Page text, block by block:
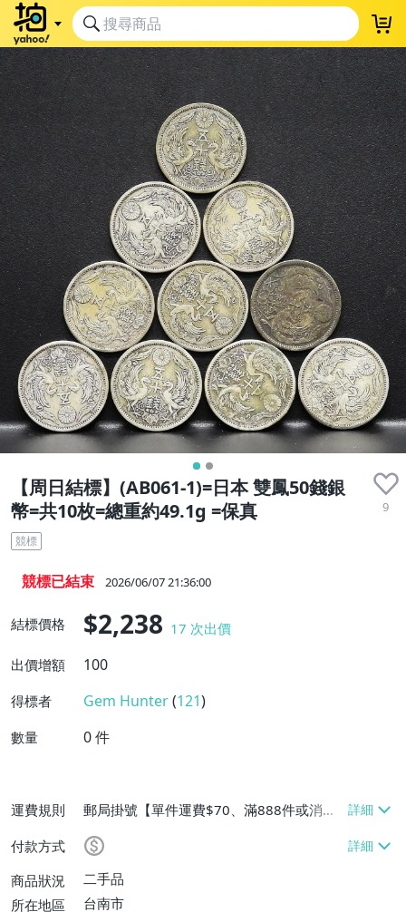
【周日結標】(AB061-1)=日本 雙鳳50錢銀
幣=共10枚=總重約49.1g =保真
9
競標
競標已結束 2026/06/07 21:36:00
結標價格 $2,238 17 次出價
出價增額
100
得標者 Gem Hunter(121)
數量 0件
運費規則
郵局掛號【單件運費$70、滿888件或消費
滿$888888免運費】
付款方式
商品狀況
二手品
所在地區
台南市